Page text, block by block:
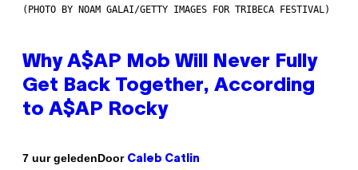
(PHOTO BY NOAM GALAI/GETTY IMAGES FOR TRIBECA FESTIVAL)
Why A$AP Mob Will Never Fully
Get Back Together, According
to A$AP Rocky
7 uur geledenDoor Caleb Catlin